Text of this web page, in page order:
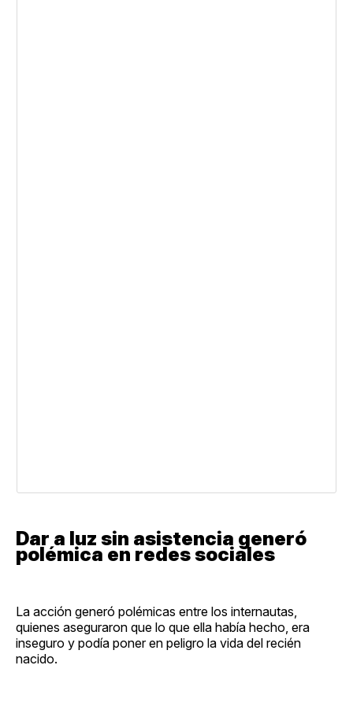
Dar a luz sin asistencia generó
polémica en redes sociales
La acción generó polémicas entre los internautas,
quienes aseguraron que lo que ella había hecho, era
inseguro y podía poner en peligro la vida del recién
nacido.